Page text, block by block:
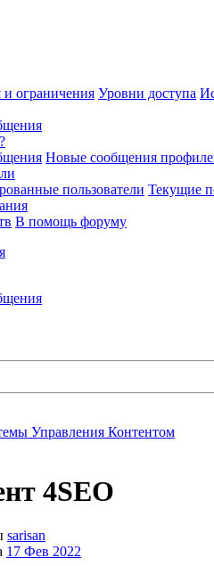
ограничения Уровни доступа
Новые сообщения
пользователи Текущие
В помощь форуму
Управления Контентом
4SEO
sarisan
17 Фев 2022